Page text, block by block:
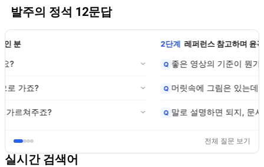
발주의 정석 12문답
1단계
Q 왜 우리 프로젝트는 산으로 가죠?
Q 외주 관리, 왜 아무도 안 가르쳐주죠?
전체 질문 보기
실시간 검색어